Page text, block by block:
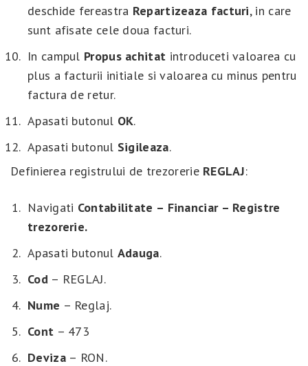
deschide fereastra Repartizeaza facturi, in care
sunt afisate cele doua facturi.
In campul Propus achitat introduceti valoarea cu
plus a facturii initiale si valoarea cu minus pentru
factura de retur.
Apasati butonul OK.
Apasati butonul Sigileaza.
Definierea registrului de trezorerie REGLAJ:
Navigati Contabilitate – Financiar – Registre
trezorerie.
Apasati butonul Adauga.
Cod– REGLAJ.
Nume – Reglaj.
Cont – 473
Deviza– RON.